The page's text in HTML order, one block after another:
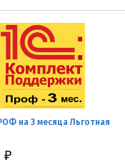
на 3 месяца Льготная
₽